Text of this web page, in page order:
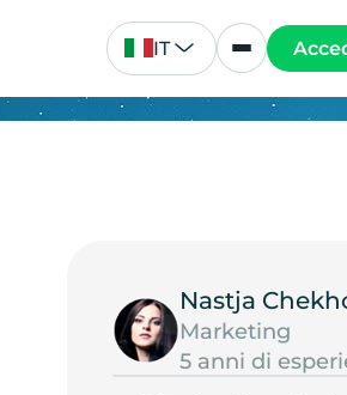
IT
Nastja
Marketing
5 anni di